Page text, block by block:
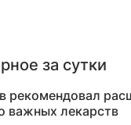
за сутки
рекомендовал
важных лекарств